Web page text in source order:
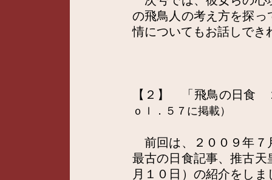
の飛鳥人の考え方を探
情についてもお話しでき
【２】 「飛鳥の日
ｏｌ．５７に掲載）
前回は、２００９年７
最古の日食記事、推古
月１０日）の紹介をし